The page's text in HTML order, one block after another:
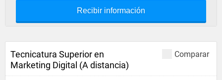
Recibir información
Comparar
Tecnicatura Superior en
Marketing Digital (A distancia)